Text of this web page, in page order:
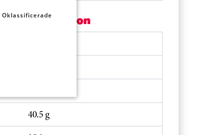
Per portion
40.5 g
Oklassificerade